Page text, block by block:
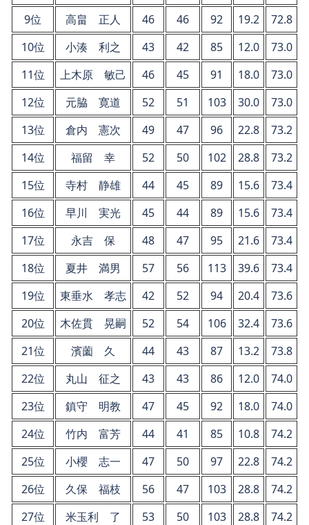
9位
高畠 正人 46 46 92 19.2
72.8
10位
小湊 利之 43 42 85 12.0
73.0
11位
上木原 敏己 46 45 91 18.0
73.0
12位
元脇 寛道 52 51 103 30.0
73.0
13位
倉内 憲次 49 47 96 22.8
73.2
14位
福留 幸 52 50 102 28.8
73.2
15位
寺村 静雄 44 45 89 15.6
73.4
16位
早川 実光 45 44 89 15.6
73.4
17位
永吉 保 48 47 95 21.6
73.4
18位
夏井 満男 57 56 113 39.6
73.4
19位
東垂水 孝志 42 52 94 20.4
73.6
20位
木佐貫 晃嗣 52 54 106 32.4
73.6
21位
濱薗 久 44 43 87 13.2
73.8
22位
丸山 征之 43 43 86 12.0
74.0
23位
鎮守 明教 47 45 92 18.0
74.0
24位
竹内 富芳 44 41 85 10.8
74.2
25位
小櫻 志一 47 50 97 22.8
74.2
26位
久保 福枝 56 47 103 28.8
74.2
27位
米玉利 了 53 50 103 28.8
74.2